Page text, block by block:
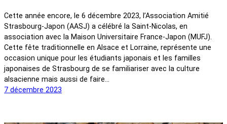
Cette année encore, le 6 décembre 2023, l’Association Amitié
Strasbourg-Japon (AASJ) a célébré la Saint-Nicolas, en
association avec la Maison Universitaire France-Japon (MUFJ).
Cette fête traditionnelle en Alsace et Lorraine, représente une
occasion unique pour les étudiants japonais et les familles
japonaises de Strasbourg de se familiariser avec la culture
alsacienne mais aussi de faire…
7 décembre 2023